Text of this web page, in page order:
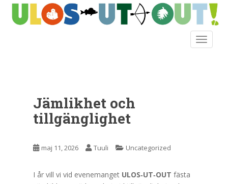
Jämlikhet och
tillgänglighet
maj 11, 2026 Tuuli Uncategorized
I år vill vi vid evenemanget ULOS‑UT‑OUT fästa